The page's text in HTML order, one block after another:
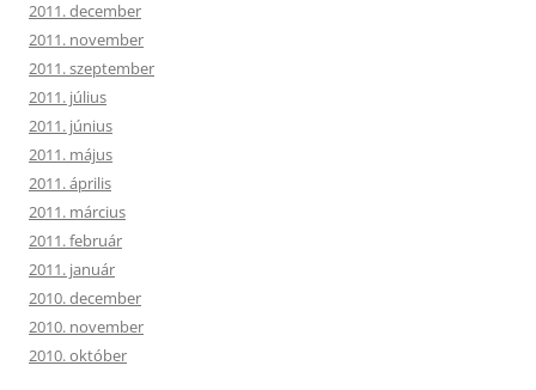
2011. december
2011. november
2011. szeptember
2011. július
2011. június
2011. május
2011. április
2011. március
2011. február
2011. január
2010. december
2010. november
2010. október